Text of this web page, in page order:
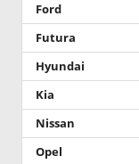
Ford
Futura
Hyundai
Kia
Nissan
Opel